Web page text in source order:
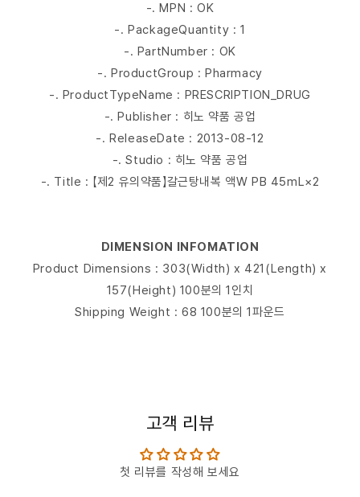
-. MPN : OK
-. PackageQuantity : 1
-. PartNumber : OK
-. ProductGroup : Pharmacy
-. ProductTypeName : PRESCRIPTION_DRUG
-. Publisher : 히노 약품 공업
-. ReleaseDate : 2013-08-12
-. Studio : 히노 약품 공업
-. Title : 【제2 유의약품】갈근탕내복 액W PB 45mL×2
DIMENSION INFOMATION
Product Dimensions : 303(Width) x 421(Length) x
157(Height) 100분의 1인치
Shipping Weight : 68 100분의 1파운드
고객 리뷰
첫 리뷰를 작성해 보세요